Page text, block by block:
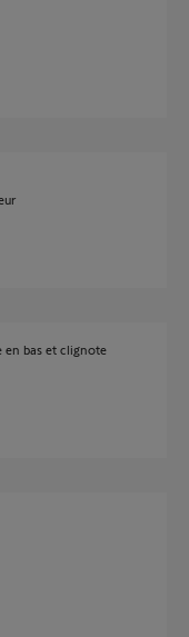
en bas et clignote